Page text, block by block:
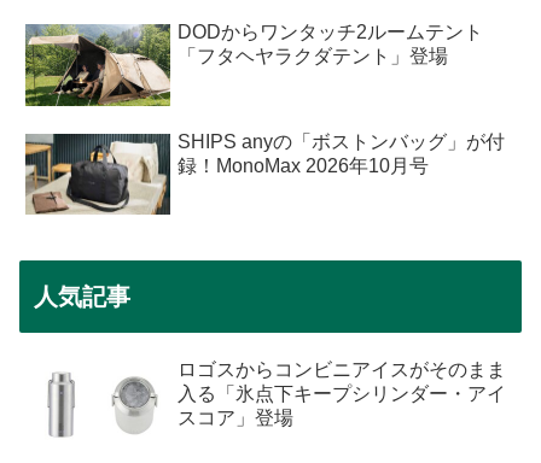
DODからワンタッチ2ルームテント
「フタヘヤラクダテント」登場
SHIPS anyの「ボストンバッグ」が付
録！MonoMax 2026年10月号
人気記事
ロゴスからコンビニアイスがそのまま
入る「氷点下キープシリンダー・アイ
スコア」登場